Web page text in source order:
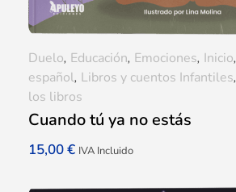
Cuando tú ya no estás
15,00€ IVA Incluido
Duelo, Educación, Emociones, Inicio,
español, Libros y cuentos Infantiles,
los libros